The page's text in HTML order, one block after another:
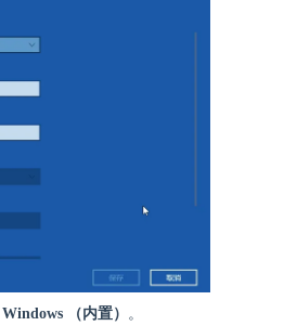
Windows （内置） 。